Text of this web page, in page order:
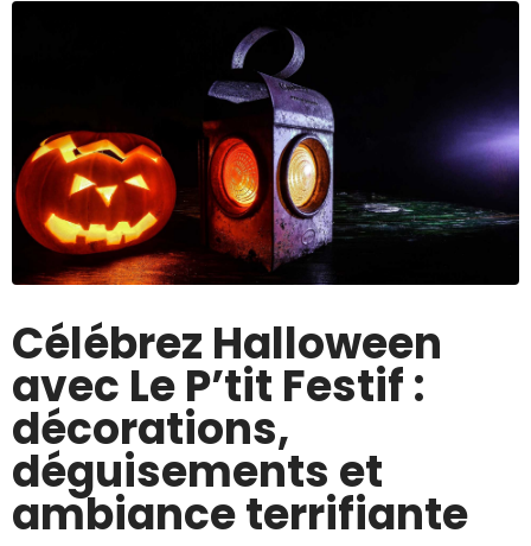
Célébrez Halloween
avec Le P’tit Festif :
décorations,
déguisements et
ambiance terrifiante